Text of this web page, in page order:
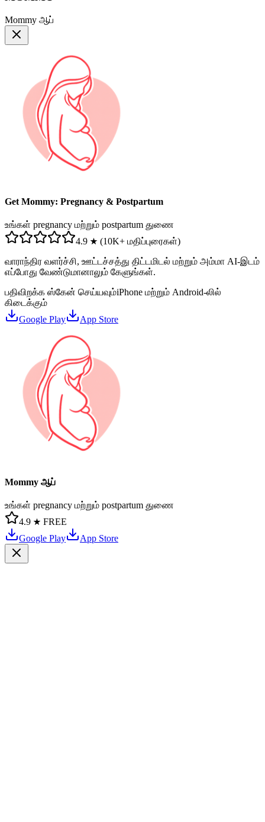
Mommy ஆப்
Get Mommy: Pregnancy & Postpartum
உங்கள் pregnancy மற்றும் postpartum துணை
4.9 ★ (10K+ மதிப்புரைகள்)
வாராந்திர வளர்ச்சி, ஊட்டச்சத்து திட்டமிடல் மற்றும் அம்மா AI-இடம்
எப்போது வேண்டுமானாலும் கேளுங்கள்.
பதிவிறக்க ஸ்கேன் செய்யவும்iPhone மற்றும் Android-லில்
கிடைக்கும்
Google Play
App Store
Mommy ஆப்
உங்கள் pregnancy மற்றும் postpartum துணை
4.9 ★ FREE
Google Play
App Store